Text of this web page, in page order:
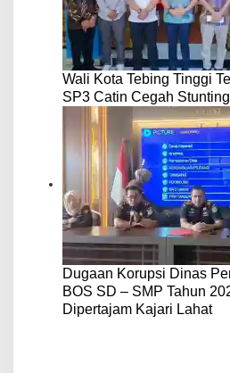
Wali Kota Tebing Tinggi
SP3 Catin Cegah Stunting
Dugaan Korupsi Dinas
BOS SD – SMP Tahun
Dipertajam Kajari Lahat